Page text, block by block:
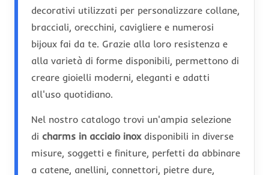
decorativi utilizzati per personalizzare collane,
bracciali, orecchini, cavigliere e numerosi
bijoux fai da te. Grazie alla loro resistenza e
alla varietà di forme disponibili, permettono di
creare gioielli moderni, eleganti e adatti
all'uso quotidiano.
Nel nostro catalogo trovi un'ampia selezione
di charms in acciaio inoxdisponibili in diverse
misure, soggetti e finiture, perfetti da abbinare
a catene, anellini, connettori, pietre dure,